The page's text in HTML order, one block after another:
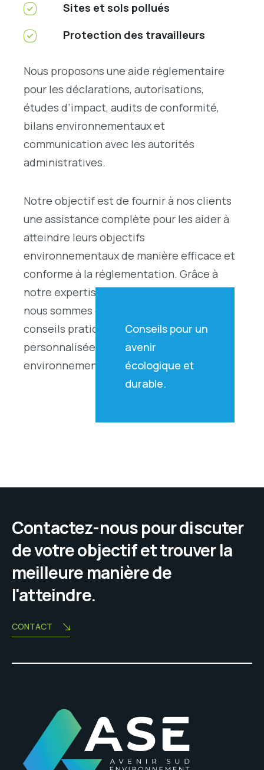
Sites et sols pollués
Protection des travailleurs
Nous proposons une aide réglementaire
pour les déclarations, autorisations,
études d’impact, audits de conformité,
bilans environnementaux et
communication avec les autorités
administratives.
Notre objectif est de fournir à nos clients
une assistance complète pour les aider à
atteindre leurs objectifs
environnementaux de manière efficace et
conforme à la réglementation. Grâce à
notre expertise et à notre expérience,
nous sommes en mesure de fournir des
conseils pratiques et des solutions
personnalisées pour gérer les défis
environnementaux.
Conseils pour un
avenir
écologique et
durable.
Contactez-nous pour discuter
de votre objectif et trouver la
meilleure manière de
l'atteindre.
CONTACT